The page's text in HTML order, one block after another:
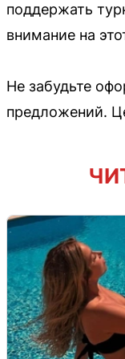
поддержать
внимание на
Не забудьте
предложений.